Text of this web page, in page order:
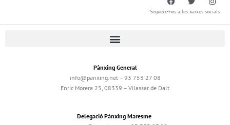
Segueix-nos a les xarxes socials
Pànxing General
info@panxing.net – 93 753 27 08
Enric Morera 25, 08339 – Vilassar de Dalt
Delegació Pànxing Maresme